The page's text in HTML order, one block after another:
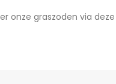
onze graszoden via deze